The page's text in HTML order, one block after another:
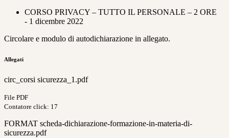
CORSO PRIVACY – TUTTO IL PERSONALE – 2 ORE
- 1 dicembre 2022
Circolare e modulo di autodichiarazione in allegato.
Allegati
circ_corsi sicurezza_1.pdf
File PDF
Contatore click: 17
FORMAT scheda-dichiarazione-formazione-in-materia-di-
sicurezza.pdf